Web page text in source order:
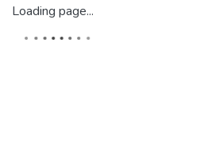
Loading page...